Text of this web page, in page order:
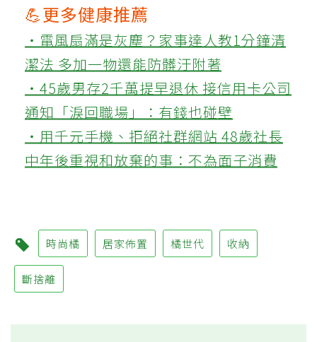
💪更多健康推薦
‧電風扇滿是灰塵？家事達人教1分鐘清
潔法 多加一物還能防髒汙附著
‧45歲男存2千萬提早退休 接信用卡公司
通知「淚回職場」：有錢也碰壁
‧用千元手機、拒絕社群網站 48歲社長
中年後重視和放棄的事：不為面子消費
時尚橘 居家佈置 橘世代 收納
斷捨離